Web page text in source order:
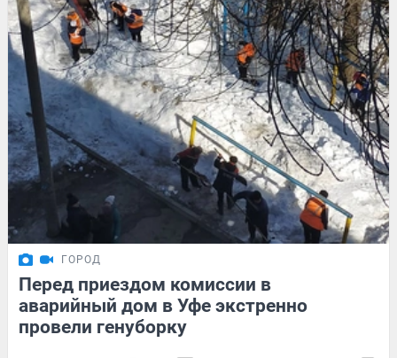
ГОРОД
Перед приездом комиссии в
аварийный дом в Уфе экстренно
провели генуборку